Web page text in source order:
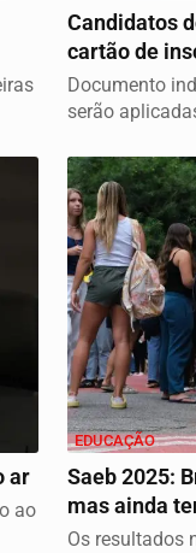
Candidatos
cartão de
Documento
serão
ar
ao
EDUCAÇÃO
Saeb 2025:
mas ainda
Os resultados